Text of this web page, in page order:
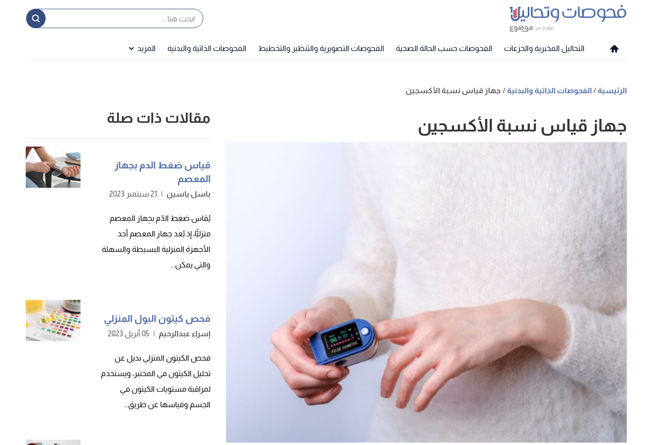
التحاليل المخبرية والخزعات الفحوصات حسب الحالة الصحية الفحوصات التصويرية والتنظير والتخطيط الفحوصات الذاتية والبدنية المزيد
الرئيسية الفحوصات الذاتية والبدنية جهاز قياس نسبة الأكسجين
جهاز قياس نسبة الأكسجين مقالات ذات صلة
قياس ضغط الدم بجهاز
المعصم
باسل ياسين | 21 سبتمبر 2023
يُقاس ضغط الدّم بجِهاز المِعصم
منزليًّا، إذ يُعد جهاز المعصم أحد
الأجهزة المنزلية البسيطة والسهلة
والتي يمكن...
فحص كيتون البول المنزلي
إسراء عبدالرحيم | 05 أبريل 2023
فحص الكيتون المنزلي بديل عن
تحليل الكيتون في المختبر، ويستخدم
لمراقبة مستويات الكيتون في
الجسم وقياسها عن طريق...